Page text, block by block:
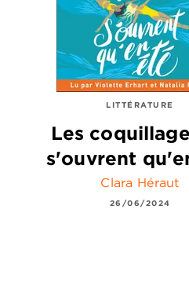
LITTÉRATURE
Les
s'ouvrent
Clara Héraut
26/06/2024